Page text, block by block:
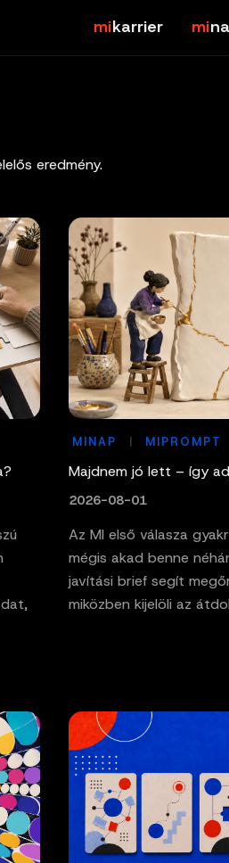
karrier
eredmény.
MINAP MIPROMPT
Majdnem jó lett – így
2026-08-01
Az MI első válasza
mégis akad benne
javítási brief segít
miközben kijelöli az